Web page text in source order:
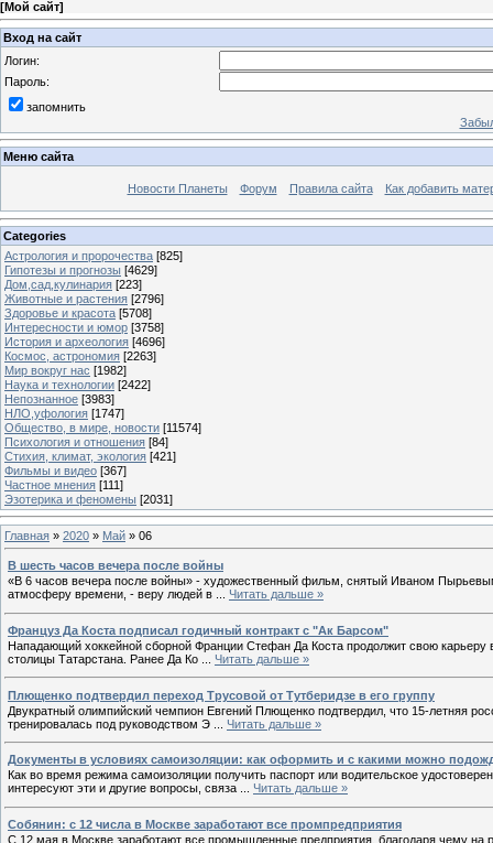
[Мой сайт]
Вход на сайт
Логин:
Пароль:
запомнить
Меню сайта
Новости Планеты Форум Правила сайта Как добавить
Categories
Астрология и пророчества [825]
Гипотезы и прогнозы [4629]
Дом,сад,кулинария [223]
Животные и растения [2796]
Здоровье и красота [5708]
Интересности и юмор [3758]
История и археология [4696]
Космос, астрономия [2263]
Мир вокруг нас [1982]
Наука и технологии [2422]
Непознанное [3983]
НЛО,уфология [1747]
Общество, в мире, новости [11574]
Психология и отношения [84]
Стихия, климат, экология [421]
Фильмы и видео [367]
Частное мнения [111]
Эзотерика и феномены [2031]
Главная » 2020 » Май » 06
В шесть часов вечера после войны
«В 6 часов вечера после войны» - художественный фильм, снятый Иваном
атмосферу времени, - веру людей в
Читать дальше »
Француз Да Коста подписал годичный контракт с "Ак Барсом"
Нападающий хоккейной сборной Франции Стефан Да Коста продолжит свою карьеру
столицы Татарстана. Ранее Да Ко
Читать дальше »
Плющенко подтвердил переход Трусовой от Тутберидзе в его группу
Двукратный олимпийский чемпион Евгений Плющенко подтвердил, что 15-летняя
тренировалась под руководством Э
Читать дальше »
Документы в условиях самоизоляции: как оформить и с какими можно
Как во время режима самоизоляции получить паспорт или водительское
интересуют эти и другие вопросы, связа
Читать дальше »
Собянин: с 12 числа в Москве заработают все промпредприятия
C 12 мая в Москве заработают все промышленные предприятия, благодаря чему